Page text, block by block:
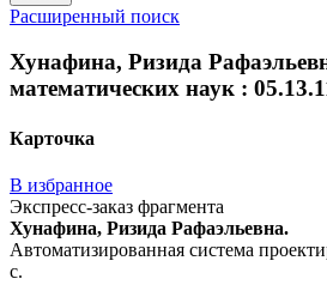
Расширенный поиск
Хунафина, Ризида
математических наук :
Карточка
В избранное
Экспресс-заказ фрагмента
Хунафина, Ризида Рафаэльевна.
Автоматизированная система
с.